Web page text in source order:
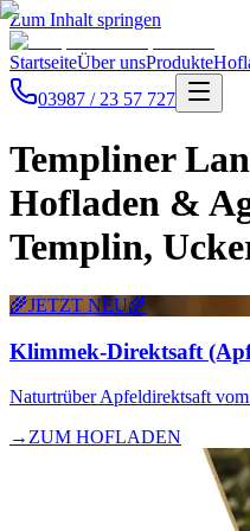
Zum Inhalt springen
StartseiteÜber unsProdukte
03987 / 23 57 727
Templiner
Hofladen &
Templin,
🌾JETZT NEU🌾
Klimmek-Direktsaft
Naturtrüber Apfeldirektsaft
→ ZUM HOFLADEN